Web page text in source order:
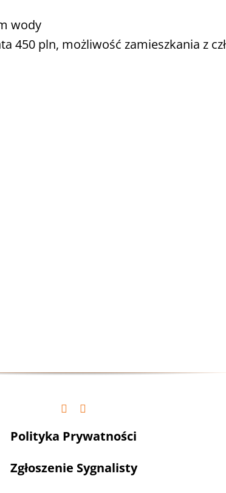
wody
450 pln, możliwość zamieszkania z
Polityka Prywatności
Zgłoszenie Sygnalisty